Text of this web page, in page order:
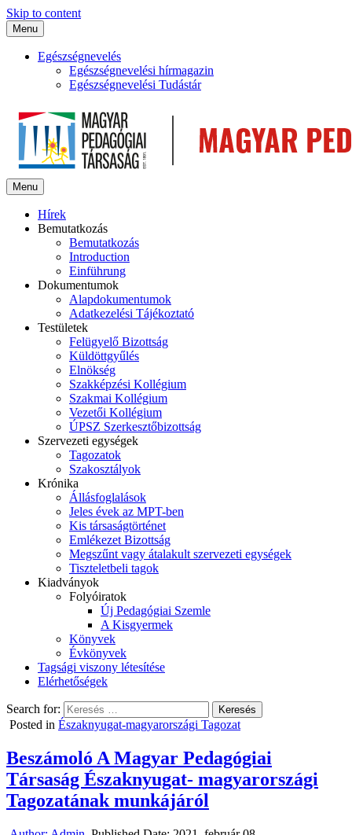
Skip to content
Menu
Egészségnevelés
Egészségnevelési hírmagazin
Egészségnevelési Tudástár
Menu
Hírek
Bemutatkozás
Bemutatkozás
Introduction
Einführung
Dokumentumok
Alapdokumentumok
Adatkezelési Tájékoztató
Testületek
Felügyelő Bizottság
Küldöttgyűlés
Elnökség
Szakképzési Kollégium
Szakmai Kollégium
Vezetői Kollégium
ÚPSZ Szerkesztőbizottság
Szervezeti egységek
Tagozatok
Szakosztályok
Krónika
Állásfoglalások
Jeles évek az MPT-ben
Kis társaságtörténet
Emlékezet Bizottság
Megszűnt vagy átalakult szervezeti egységek
Tiszteletbeli tagok
Kiadványok
Folyóiratok
Új Pedagógiai Szemle
A Kisgyermek
Könyvek
Évkönyvek
Tagsági viszony létesítése
Elérhetőségek
Search for:
Posted in Északnyugat-magyarországi Tagozat
Beszámoló A Magyar Pedagógiai
Társaság Északnyugat- magyarországi
Tagozatának munkájáról